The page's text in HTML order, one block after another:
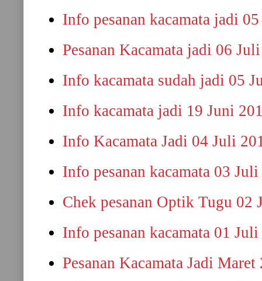
Info pesanan kacamata jadi
Pesanan Kacamata jadi 06
Info kacamata sudah jadi 05
Info kacamata jadi 19 Juni
Info Kacamata Jadi 04 Juli
Info pesanan kacamata 03
Chek pesanan Optik Tugu 02
Info pesanan kacamata 01
Pesanan Kacamata Jadi Maret